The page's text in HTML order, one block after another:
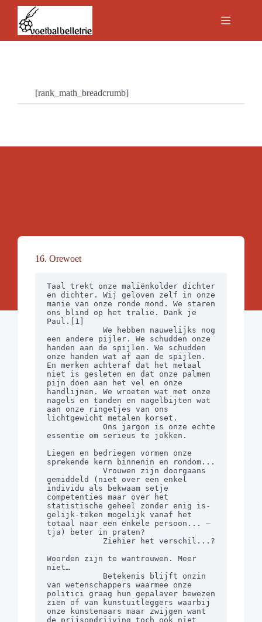
inhoud
[rank_math_breadcrumb]
16. Orewoet
Taal trekt onze maliënkolder dichter
en dichter. Wij geloven zelf in onze
manie van onze ronde mond. We staren
ons blind op het tralie. Dank je
Paul.[1]
een andere pijler. We schudden onze
handen aan de spijlen. We schudden
onze handen wat af aan de spijlen.
En merken achteraf dat het metaal
niet is gesleten en dat onze palmen
pijn doen aan het vel en onze
handlijnen. We wroeten wat met onze
nagels en tanden en nagelbijten wat
aan onze ringetjes van ons
lichtgewicht metalen korset.
essentie om serieus te jokken.
Liegen en bedriegen vormen onze
sprekende kern binnenin en rondom...
gemiddeld (niet over een enkel
individu als bekwaam setje
competenties maar over het
statistische geheel zonder enig is-
gelijk-teken mogelijk vanaf het
totaal naar een enkele persoon... –
tja) beter in praten?
Woorden zijn te wantrouwen. Meer
niet…
van wetenschappers waarmee onze
politici graag hun gepalaver bewezen
zien of van kunstuitleggers waarbij
onze kunstenaars maar zwijgen want
de prijsopdrijving toch ook niet